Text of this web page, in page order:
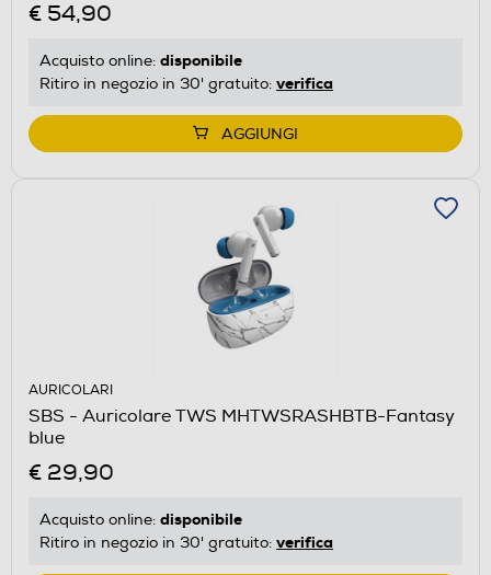
€ 54,90
Acquisto online: disponibile
Ritiro in negozio in 30' gratuito: verifica
AGGIUNGI
AURICOLARI
SBS - Auricolare TWS MHTWSRASHBTB-Fantasy
blue
€ 29,90
Acquisto online: disponibile
Ritiro in negozio in 30' gratuito: verifica